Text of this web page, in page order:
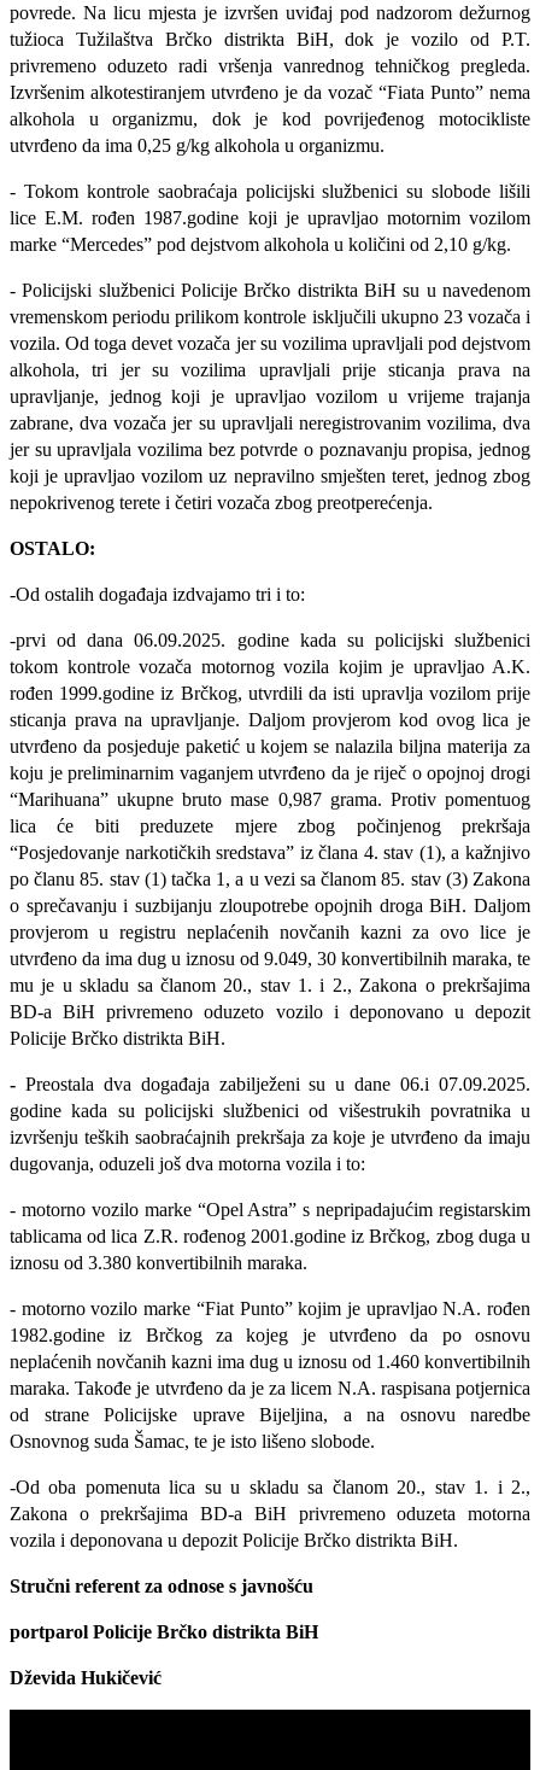
povrede. Na licu mjesta je izvršen uviđaj pod nadzorom dežurnog
tužioca Tužilaštva Brčko distrikta BiH, dok je vozilo od P.T.
privremeno oduzeto radi vršenja vanrednog tehničkog pregleda.
Izvršenim alkotestiranjem utvrđeno je da vozač “Fiata Punto” nema
alkohola u organizmu, dok je kod povrijeđenog motocikliste
utvrđeno da ima 0,25 g/kg alkohola u organizmu.
- Tokom kontrole saobraćaja policijski službenici su slobode lišili
lice E.M. rođen 1987.godine koji je upravljao motornim vozilom
marke “Mercedes” pod dejstvom alkohola u količini od 2,10 g/kg.
-Policijski službenici Policije Brčko distrikta BiH su u navedenom
vremenskom periodu prilikom kontrole isključili ukupno 23 vozača i
vozila. Od toga devet vozača jer su vozilima upravljali pod dejstvom
alkohola, tri jer su vozilima upravljali prije sticanja prava na
upravljanje, jednog koji je upravljao vozilom u vrijeme trajanja
zabrane, dva vozača jer su upravljali neregistrovanim vozilima, dva
jer su upravljala vozilima bez potvrde o poznavanju propisa, jednog
koji je upravljao vozilom uz nepravilno smješten teret, jednog zbog
nepokrivenog terete i četiri vozača zbog preotperećenja.
OSTALO:
-Od ostalih događaja izdvajamo tri i to:
-prvi od dana 06.09.2025. godine kada su policijski službenici
tokom kontrole vozača motornog vozila kojim je upravljao A.K.
rođen 1999.godine iz Brčkog, utvrdili da isti upravlja vozilom prije
sticanja prava na upravljanje. Daljom provjerom kod ovog lica je
utvrđeno da posjeduje paketić u kojem se nalazila biljna materija za
koju je preliminarnim vaganjem utvrđeno da je riječ o opojnoj drogi
“Marihuana” ukupne bruto mase 0,987 grama. Protiv pomentuog
lica će biti preduzete mjere zbog počinjenog prekršaja
“Posjedovanje narkotičkih sredstava” iz člana 4. stav (1), a kažnjivo
po članu 85. stav (1) tačka 1, a u vezi sa članom 85. stav (3) Zakona
o sprečavanju i suzbijanju zloupotrebe opojnih droga BiH. Daljom
provjerom u registru neplaćenih novčanih kazni za ovo lice je
utvrđeno da ima dug u iznosu od 9.049, 30 konvertibilnih maraka, te
mu je u skladu sa članom 20., stav 1. i 2., Zakona o prekršajima
BD-a BiH privremeno oduzeto vozilo i deponovano u depozit
Policije Brčko distrikta BiH.
- Preostala dva događaja zabilježeni su u dane 06.i 07.09.2025.
godine kada su policijski službenici od višestrukih povratnika u
izvršenju teških saobraćajnih prekršaja za koje je utvrđeno da imaju
dugovanja, oduzeli još dva motorna vozila i to:
- motorno vozilo marke “Opel Astra” s nepripadajućim registarskim
tablicama od lica Z.R. rođenog 2001.godine iz Brčkog, zbog duga u
iznosu od 3.380 konvertibilnih maraka.
- motorno vozilo marke “Fiat Punto” kojim je upravljao N.A. rođen
1982.godine iz Brčkog za kojeg je utvrđeno da po osnovu
neplaćenih novčanih kazni ima dug u iznosu od 1.460 konvertibilnih
maraka. Takođe je utvrđeno da je za licem N.A. raspisana potjernica
od strane Policijske uprave Bijeljina, a na osnovu naredbe
Osnovnog suda Šamac, te je isto lišeno slobode.
-Od oba pomenuta lica su u skladu sa članom 20., stav 1. i 2.,
Zakona o prekršajima BD-a BiH privremeno oduzeta motorna
vozila i deponovana u depozit Policije Brčko distrikta BiH.
Stručni referent za odnose s javnošću
portparol Policije Brčko distrikta BiH
Dževida Hukičević